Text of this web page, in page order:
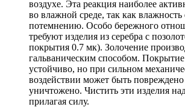
воздухе. Эта реакция наиболее
во влажной среде, так как влажность
потемнению. Особо бережного
требуют изделия из серебра с
покрытия 0.7 мк). Золочение
гальваническим способом. Покрытие
устойчиво, но при сильном
воздействии может быть
уничтожено. Чистить эти изделия
прилагая силу.